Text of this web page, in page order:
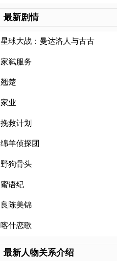
最新剧情
星球大战：曼达洛人与古古
家弑服务
翘楚
家业
挽救计划
绵羊侦探团
野狗骨头
蜜语纪
良陈美锦
喀什恋歌
最新人物关系介绍